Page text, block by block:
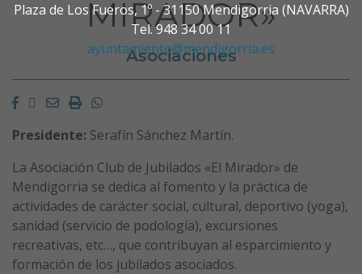
Plaza de Los Fueros, 1º - 31150 Mendigorria (NAVARRA)
Tel. 948 34 00 11
ayuntamiento@mendigorria.es
MIRADOR»
Asociaciones
Facebook
Twitter
EmailImprimirWhatsapp
Presidente: Serafín Sánchez Martín.
La Asociación Club de Jubilados «El Mirador» de
Mendigorria se dedica al fomento y la práctica de
actividades de carácter social, cultural, deportivo (yoga),
sanidad (servicio de podología), excursiones
recreativas, etc…, que contribuyan al esparcimiento y
formación de los jubilados asociados.